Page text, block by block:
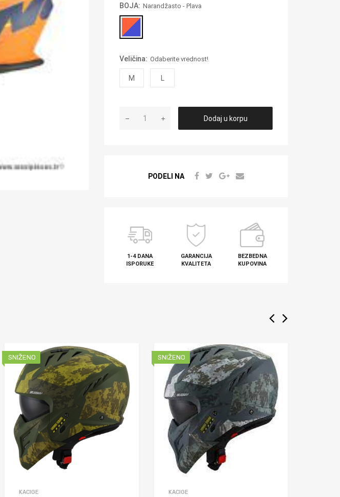
BOJA: Narandžasto - Plava
Veličina: Odaberite vrednost!
M L
Dodaj u korpu
PODELI NA
1-4 DANA
ISPORUKE
GARANCIJA
KVALITETA
BEZBEDNA
KUPOVINA
SNIŽENO
KACIGE
SNIŽENO
KACIGE